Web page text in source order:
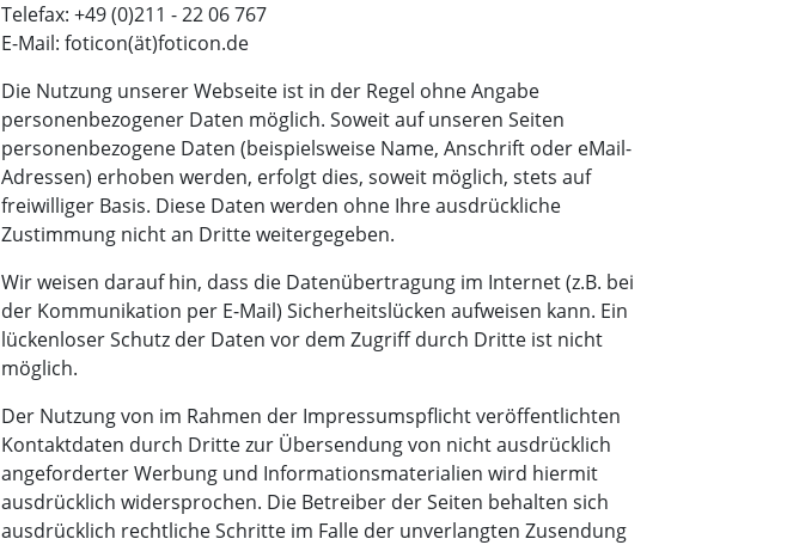
Telefax: +49 (0)211 - 22 06 767
E-Mail: foticon(ät)foticon.de
Die Nutzung unserer Webseite ist in der Regel ohne Angabe
personenbezogener Daten möglich. Soweit auf unseren Seiten
personenbezogene Daten (beispielsweise Name, Anschrift oder eMail-
Adressen) erhoben werden, erfolgt dies, soweit möglich, stets auf
freiwilliger Basis. Diese Daten werden ohne Ihre ausdrückliche
Zustimmung nicht an Dritte weitergegeben.
Wir weisen darauf hin, dass die Datenübertragung im Internet (z.B. bei
der Kommunikation per E-Mail) Sicherheitslücken aufweisen kann. Ein
lückenloser Schutz der Daten vor dem Zugriff durch Dritte ist nicht
möglich.
Der Nutzung von im Rahmen der Impressumspflicht veröffentlichten
Kontaktdaten durch Dritte zur Übersendung von nicht ausdrücklich
angeforderter Werbung und Informationsmaterialien wird hiermit
ausdrücklich widersprochen. Die Betreiber der Seiten behalten sich
ausdrücklich rechtliche Schritte im Falle der unverlangten Zusendung